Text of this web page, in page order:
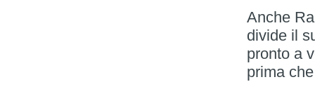
Anche
divide il
pronto a
prima